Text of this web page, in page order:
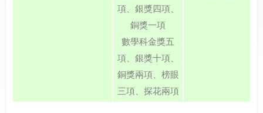
項、銀獎四項、
銅獎一項
數學科金獎五
項、銀獎十項、
銅獎兩項、榜眼
三項、探花兩項